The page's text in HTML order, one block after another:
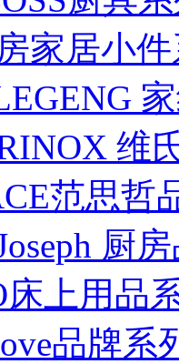
家居小
维
范思哲
厨
床上用品
品牌系